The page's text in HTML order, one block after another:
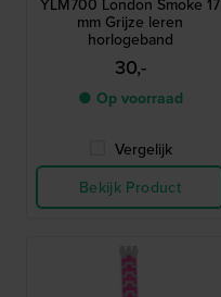
mm Grijze leren
horlogeband
30,-
● Op voorraad
Vergelijk
Bekijk Product